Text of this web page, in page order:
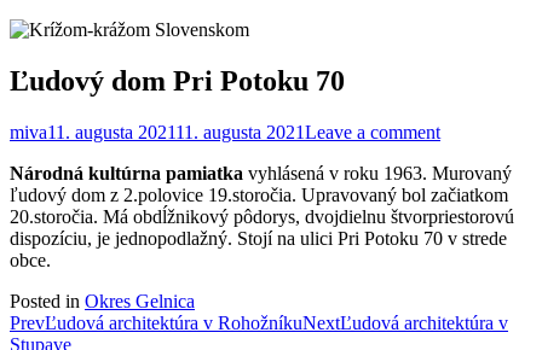
Ľudový dom Pri Potoku 70
miva11. augusta 202111. augusta 2021Leave a comment
Národná kultúrna pamiatka vyhlásená v roku 1963. Murovaný
ľudový dom z 2.polovice 19.storočia. Upravovaný bol začiatkom
20.storočia. Má obdĺžnikový pôdorys, dvojdielnu štvorpriestorovú
dispozíciu, je jednopodlažný. Stojí na ulici Pri Potoku 70 v strede
obce.
Posted in Okres Gelnica
Post
PrevĽudová architektúra v RohožníkuNextĽudová architektúra v
Stupave